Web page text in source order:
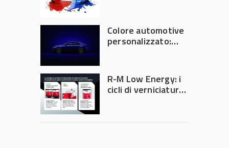
Colore automotive
personalizzato:
diventa ingegneria
di precisione
R-M Low Energy: i
cicli di verniciatura
tempi e costi in